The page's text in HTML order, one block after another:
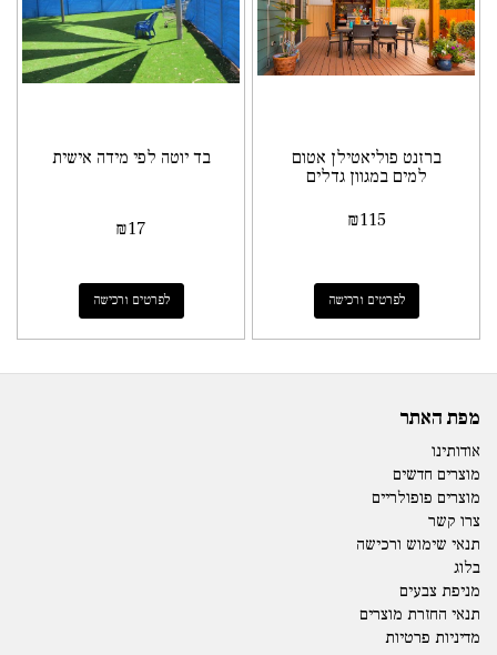
ברזנט פוליאטילן אטום
למים במגוון גדלים
₪115
לפרטים ורכישה
בד יוטה לפי מידה אישית
₪17
לפרטים ורכישה
מפת האתר
אודותינו
מוצרים חדשים
מוצרים פופולריים
צרו קשר
תנאי שימוש ורכישה
בלוג
מניפת צבעים
תנאי החזרת מוצרים
מדיניות פרטיות